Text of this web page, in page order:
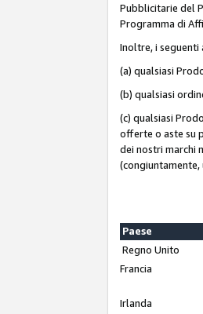
Pubblicitarie del
Programma di
Inoltre, i seguenti
(a) qualsiasi
(b) qualsiasi
(c) qualsiasi
offerte o aste su
dei nostri marchi
(congiuntamente,
Paese
Regno Unito
Francia
Irlanda